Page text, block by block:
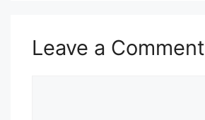
Leave a Comment